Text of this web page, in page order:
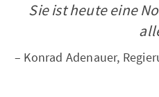
Sie ist heute eine
– Konrad Adenauer,